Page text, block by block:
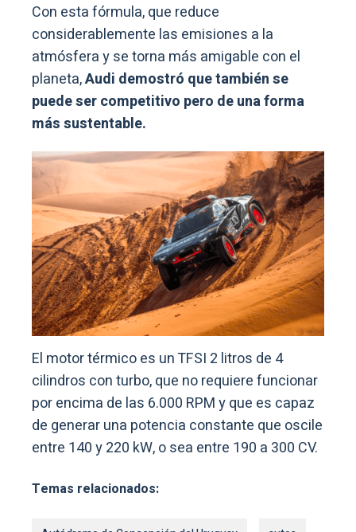
Con esta fórmula, que reduce
considerablemente las emisiones a la
atmósfera y se torna más amigable con el
planeta,Audi demostró que también se
puede ser competitivo pero de una forma
más sustentable.
El motor térmico es un TFSI 2 litros de 4
cilindros con turbo, que no requiere funcionar
por encima de las 6.000 RPM y que es capaz
de generar una potencia constante que oscile
entre 140 y 220 kW, o sea entre 190 a 300 CV.
Temas relacionados: